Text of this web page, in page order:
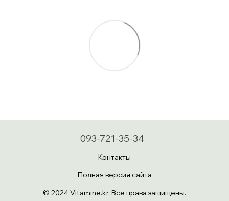
093-721-35-34
Контакты
Полная версия сайта
© 2024 Vitamine.kr. Все права защищены.